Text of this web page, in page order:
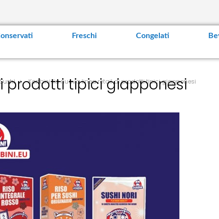
n
Freschi Congelati
Konbini: la nuova linea retail di prodotti tipici giapponesi
prodotti tipici giapponesi